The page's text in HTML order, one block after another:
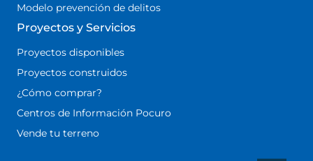
Modelo prevención de delitos
Proyectos y Servicios
Proyectos disponibles
Proyectos construidos
¿Cómo comprar?
Centros de Información Pocuro
Vende tu terreno